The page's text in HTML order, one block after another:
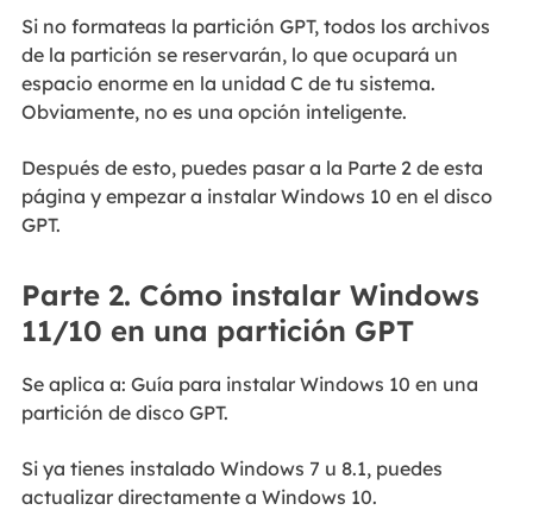
Si no formateas la partición GPT, todos los archivos
de la partición se reservarán, lo que ocupará un
espacio enorme en la unidad C de tu sistema.
Obviamente, no es una opción inteligente.
Después de esto, puedes pasar a la Parte 2 de esta
página y empezar a instalar Windows 10 en el disco
GPT.
Parte 2. Cómo instalar Windows
11/10 en una partición GPT
Se aplica a: Guía para instalar Windows 10 en una
partición de disco GPT.
Si ya tienes instalado Windows 7 u 8.1, puedes
actualizar directamente a Windows 10.